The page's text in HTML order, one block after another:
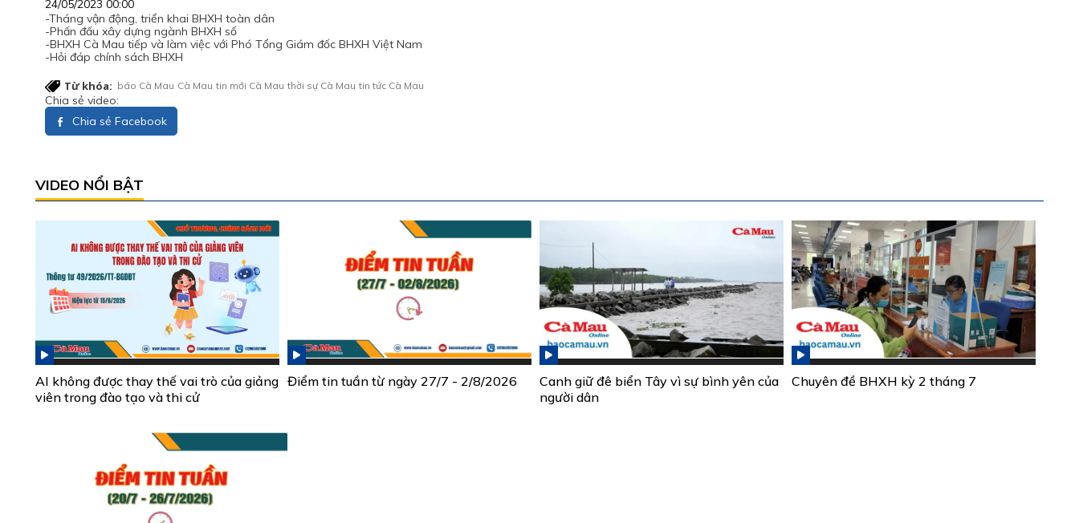
24/05/2023 00:00
-Tháng vận động, triển khai BHXH toàn dân
-Phấn đấu xây dựng ngành BHXH số
-BHXH Cà Mau tiếp và làm việc với Phó Tổng Giám đốc BHXH Việt Nam
-Hỏi đáp chính sách BHXH
Từ khóa: báo Cà Mau Cà Mau tin mới Cà Mau thời sự Cà Mau tin tức Cà Mau
Chia sẻ video:
Chia sẻ Facebook
VIDEO NỔI BẬT
AI không được thay thế vai trò của giảng
viên trong đào tạo và thi cử
Điểm tin tuần từ ngày 27/7 - 2/8/2026
Canh giữ đê biển Tây vì sự bình yên của
người dân
Chuyên đề BHXH kỳ 2 tháng 7